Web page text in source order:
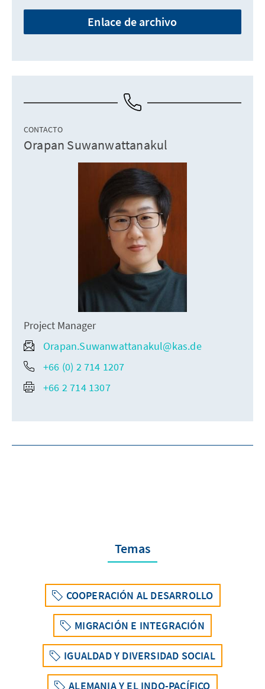
Enlace de archivo
CONTACTO
Orapan Suwanwattanakul
Project Manager
Orapan.Suwanwattanakul@kas.de
+66 (0) 2 714 1207
+66 2 714 1307
Temas
COOPERACIÓN AL DESARROLLO
MIGRACIÓN E INTEGRACIÓN
IGUALDAD Y DIVERSIDAD SOCIAL
ALEMANIA Y EL INDO-PACÍFICO